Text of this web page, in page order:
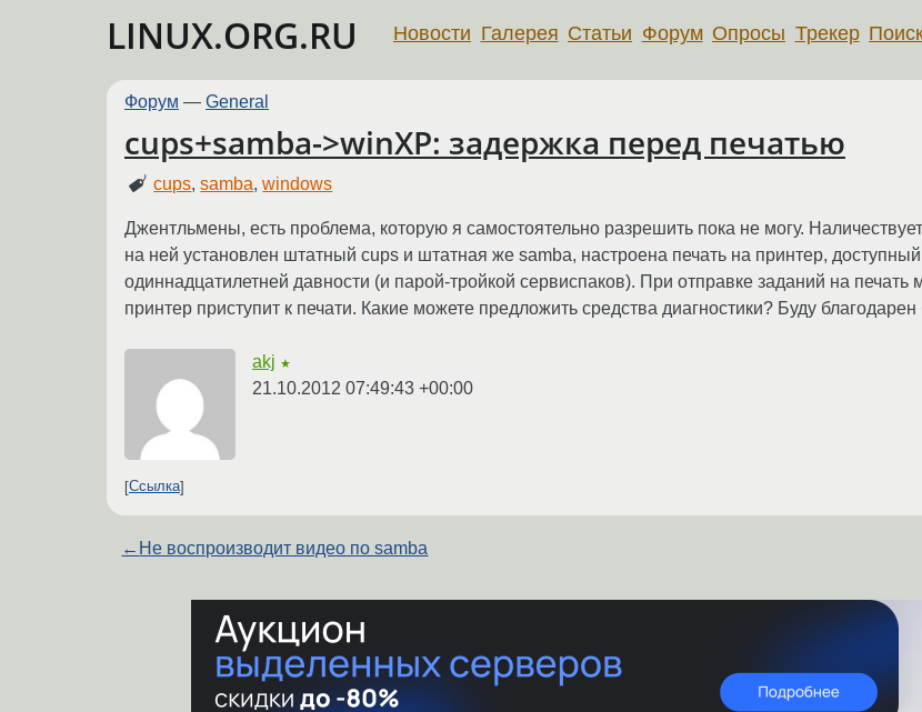
LINUX.ORG.RU Новости Галерея Статьи Форум Опросы Трекер
Форум — General
cups+samba->winXP: задержка перед печатью
cups,samba,windows
Джентльмены, есть проблема, которую я самостоятельно разрешить пока не могу.
на ней установлен штатный cups и штатная же samba, настроена печать на принтер,
одиннадцатилетней давности (и парой-тройкой сервиспаков). При отправке заданий на
принтер приступит к печати. Какие можете предложить средства диагностики? Буду
akj ★
21.10.2012 07:49:43 +00:00
Ссылка
← Не воспроизводит видео по samba